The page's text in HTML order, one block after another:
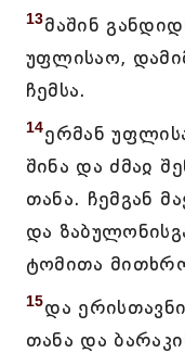
13მაშინ
უფლისაო,
ჩემსა.
14ერმან
შინა და ძმაჲ
თანა. ჩემგან
და
ტომითა
15და
თანა და